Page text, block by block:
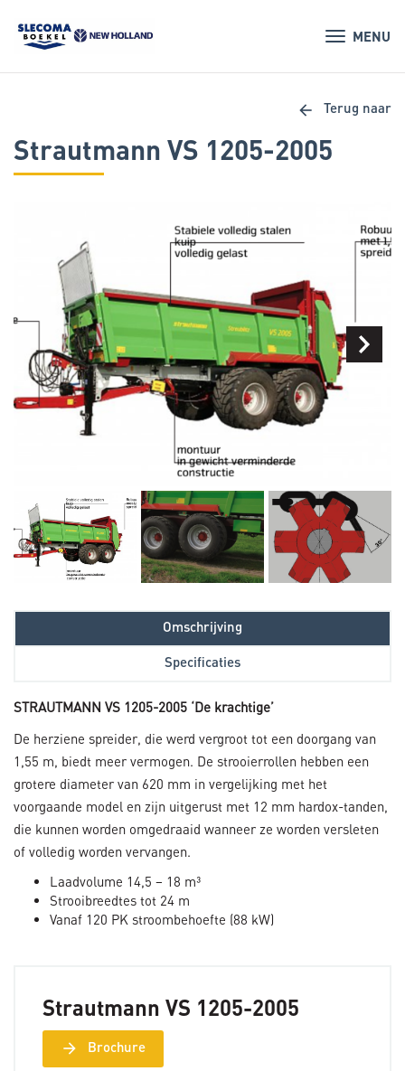
MENU
Strautmann VS 1205-2005
arrow_back Terug naar
Omschrijving
Specificaties
STRAUTMANN VS 1205-2005 ‘De krachtige’
De herziene spreider, die werd vergroot tot een doorgang van
1,55 m, biedt meer vermogen. De strooierrollen hebben een
grotere diameter van 620 mm in vergelijking met het
voorgaande model en zijn uitgerust met 12 mm hardox-tanden,
die kunnen worden omgedraaid wanneer ze worden versleten
of volledig worden vervangen.
Laadvolume 14,5 – 18 m³
Strooibreedtes tot 24 m
Vanaf 120 PK stroombehoefte (88 kW)
Strautmann VS 1205-2005
arrow_forward Brochure